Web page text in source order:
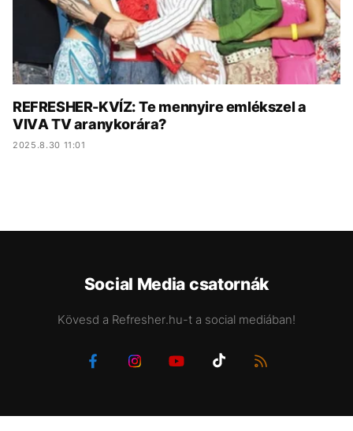
REFRESHER-KVÍZ: Te mennyire emlékszel a
VIVA TV aranykorára?
2025.8.30 11:01
Social Media csatornák
Kövesd a Refresher.hu-t a social mediában!